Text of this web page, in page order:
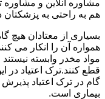
مشاوره آنلاین و مشاوره
هم به راحتی به
بسیاری از معتادان هیچ
همواره آن را انکار می
مواد مخدر وابسته
قطع کنند.ترک اعتیاد در
گام در ترک اعتیاد پذیرش
بیماری است.